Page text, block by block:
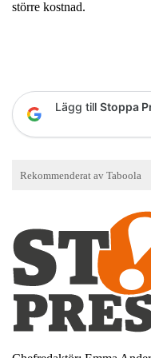
större kostnad.
Lägg till Stoppa